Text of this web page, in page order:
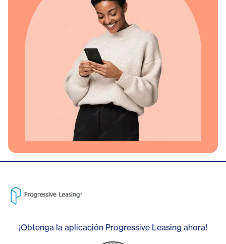
¡Obtenga la aplicación Progressive Leasing ahora!